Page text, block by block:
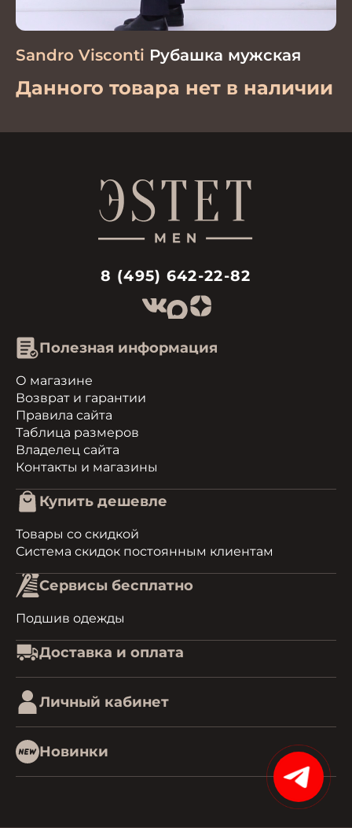
Sandro Visconti Рубашка мужская
Данного товара нет в наличии
8 (495) 642-22-82
Полезная информация
О магазине
Возврат и гарантии
Правила сайта
Таблица размеров
Владелец сайта
Контакты и магазины
Купить дешевле
Товары со скидкой
Система скидок постоянным клиентам
Сервисы бесплатно
Подшив одежды
Доставка и оплата
Личный кабинет
Новинки
15%